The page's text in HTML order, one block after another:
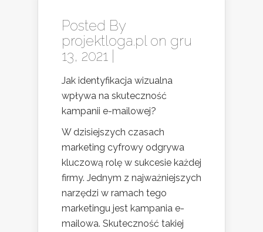
Posted By
projektloga.pl on gru
13, 2021 |
Jak identyfikacja wizualna
wpływa na skuteczność
kampanii e-mailowej?
W dzisiejszych czasach
marketing cyfrowy odgrywa
kluczową rolę w sukcesie każdej
firmy. Jednym z najważniejszych
narzędzi w ramach tego
marketingu jest kampania e-
mailowa. Skuteczność takiej